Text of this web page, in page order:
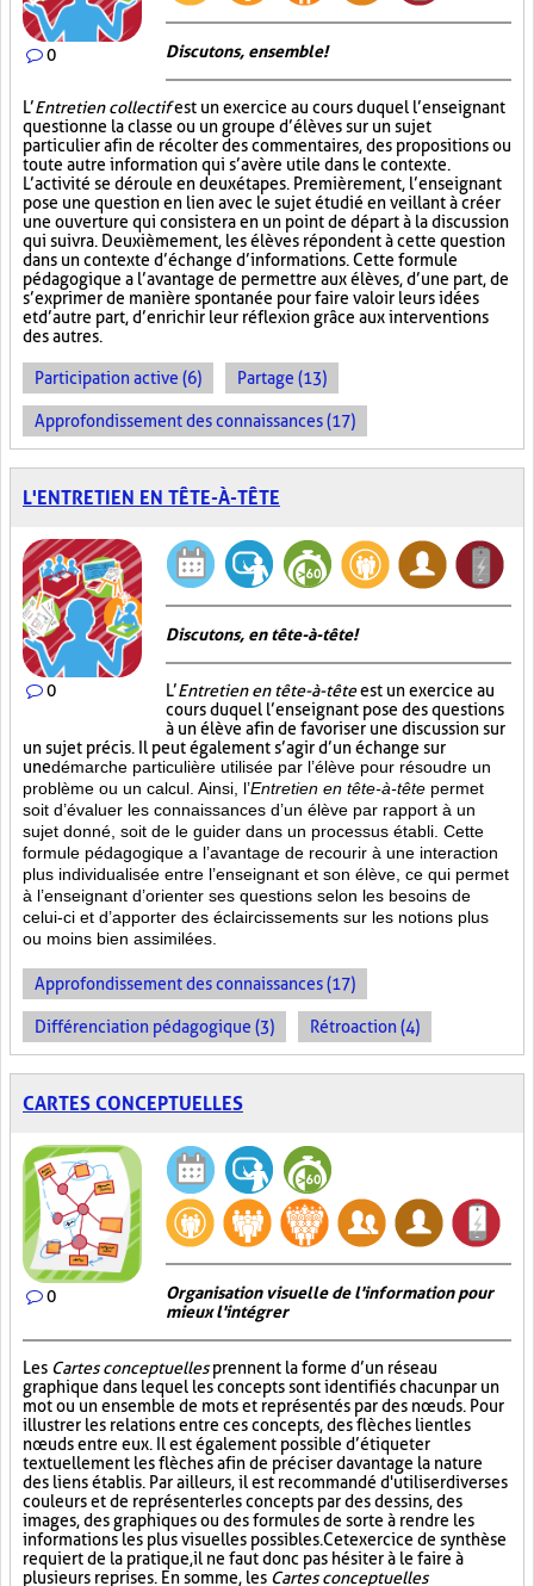
0 Discutons, ensemble!
L’Entretien collectifest un exercice au cours duquel l’enseignant
questionne la classe ou un groupe d’élèves sur un sujet
particulier afin de récolter des commentaires, des propositions ou
toute autre information qui s’avère utile dans le contexte.
L’activité se déroule en deux étapes. Premièrement, l’enseignant
pose une question en lien avec le sujet étudié en veillant à créer
une ouverture qui consistera en un point de départ à la discussion
qui suivra. Deuxièmement, les élèves répondent à cette question
dans un contexte d’échange d’informations. Cette formule
pédagogique a l’avantage de permettre aux élèves, d’une part, de
s’exprimer de manière spontanée pour faire valoir leurs idées
et d’autre part, d’enrichir leur réflexion grâce aux interventions
des autres.
Participation active (6) Partage (13)
Approfondissement des connaissances (17)
L'ENTRETIEN EN TÊTE-À-TÊTE
0
Discutons, en tête-à-tête!
L’Entretien en tête-à-têteest un exercice au
cours duquel l’enseignant pose des questions
à un élève afin de favoriser une discussion sur
un sujet précis. Il peut également s’agir d’un échange sur
unedémarche particulière utilisée par l’élève pour résoudre un
problème ou un calcul. Ainsi, l’Entretien en tête-à-tête permet
soit d’évaluer les connaissances d’un élève par rapport à un
sujet donné, soit de le guider dans un processus établi. Cette
formule pédagogique a l’avantage de recourir à une interaction
plus individualisée entre l’enseignant et son élève, ce qui permet
à l’enseignant d’orienter ses questions selon les besoins de
celui-ci et d’apporter des éclaircissements sur les notions plus
ou moins bien assimilées.
Approfondissement des connaissances (17)
Différenciation pédagogique (3) Rétroaction (4)
CARTES CONCEPTUELLES
0
Organisation visuelle de l'information pour
mieux l'intégrer
Les Cartes conceptuellesprennent la forme d’un réseau
graphique dans lequel les concepts sont identifiés chacun par un
mot ou un ensemble de mots et représentés par des nœuds. Pour
illustrer les relations entre ces concepts, des flèches lient les
nœuds entre eux. Il est également possible d’étiqueter
textuellement les flèches afin de préciser davantage la nature
des liens établis. Par ailleurs, il est recommandé d'utiliser diverses
couleurs et de représenter les concepts par des dessins, des
images, des graphiques ou des formules de sorte à rendre les
informations les plus visuelles possibles. Cet exercice de synthèse
requiert de la pratique, il ne faut donc pas hésiter à le faire à
plusieurs reprises. En somme, les Cartes conceptuelles